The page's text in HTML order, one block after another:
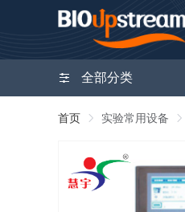
全部分类
首页 实验常用设备